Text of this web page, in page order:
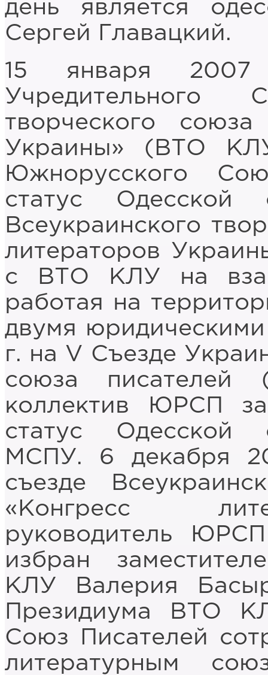
день является
Сергей Главацкий.
15 января
Учредительного
творческого
Украины» (ВТО
Южнорусского
статус Одесской
Всеукраинского
литераторов
с ВТО КЛУ на
работая на
двумя
г. на V Съезде
союза
коллектив ЮРСП
статус Одесской
МСПУ. 6 декабря
съезде
«Конгресс
руководитель
избран
КЛУ Валерия
Президиума ВТО
Союз Писателей
литературным